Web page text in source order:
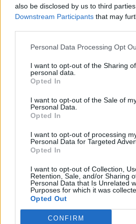
also be disclosed by us to third
Downstream Participants that may
Personal Data Processing Opt
I want to opt-out of the Sharing
personal data.
Opted In
I want to opt-out of the Sale of
Personal Data.
Opted In
I want to opt-out of processing
Personal Data for Targeted
Opted In
I want to opt-out of Collection,
Retention, Sale, and/or Sharing
Personal Data that Is Unrelated
Purposes for which it was
Opted Out
CONFIRM
Lietuvos diena
Savaitės vidurys nusimato
Žinios | Orai
Nufilmavo, kaip patvino Vilniaus
vaizdas pribloškia
Žinios | Lietuvos diena
V. Zalužno pasisakymą laiko
Ukrainos politikoje: jis yra neteisus
Laidos | Nauja diena